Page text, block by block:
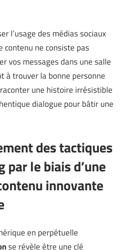
l’usage des médias sociaux
contenu ne consiste pas
vos messages dans une salle
à trouver la bonne personne
une histoire irrésistible
dialogue pour bâtir une
des tactiques
par le biais d’une
innovante
en perpétuelle
se révèle être une clé